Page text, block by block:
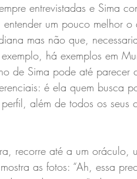
entrevistadas e Sima
um pouco melhor o
mas não que,
há exemplos em
de Sima pode até parecer
é ela quem busca
além de todos os seus
recorre até a um oráculo,
as fotos: “Ah, essa